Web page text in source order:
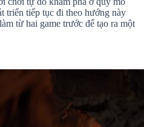
triển tiếp tục đi theo hướng này
từ hai game trước để tạo ra một